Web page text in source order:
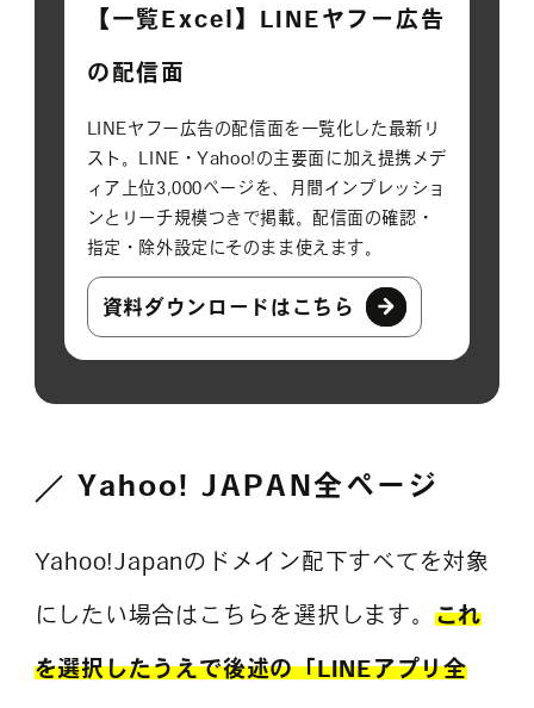
【一覧Excel】LINEヤフー広告
の配信面
LINEヤフー広告の配信面を一覧化した最新リ
スト。LINE・Yahoo!の主要面に加え提携メデ
ィア上位3,000ページを、月間インプレッショ
ンとリーチ規模つきで掲載。配信面の確認・
指定・除外設定にそのまま使えます。
資料ダウンロードはこちら
Yahoo! JAPAN全ページ
Yahoo!Japanのドメイン配下すべてを対象
にしたい場合はこちらを選択します。 これ
を選択したうえで後述の「LINEアプリ全